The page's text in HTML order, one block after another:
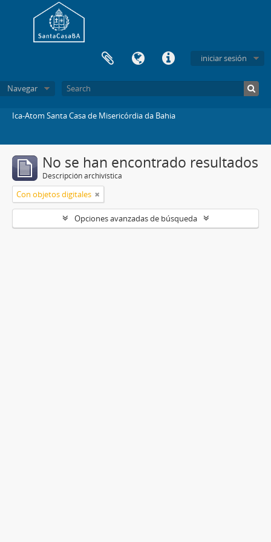
iniciar sesión
Navegar
Ica-Atom Santa Casa de Misericórdia da Bahia
No se han encontrado resultados
Descripción archivística
Con objetos digitales
Opciones avanzadas de búsqueda